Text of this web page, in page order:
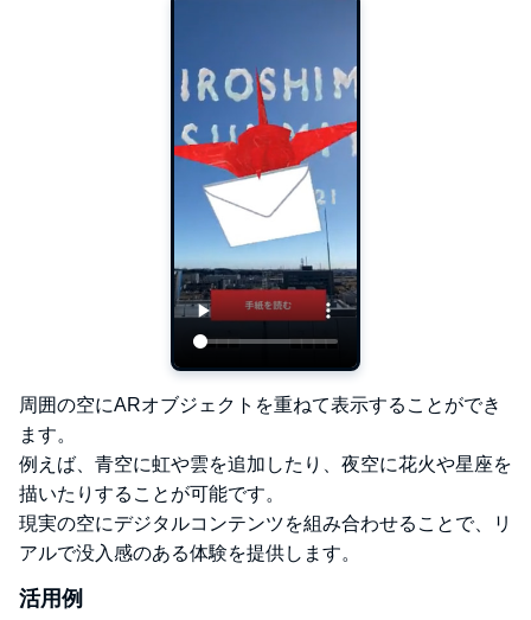
周囲の空にARオブジェクトを重ねて表示することができ
ます。
例えば、青空に虹や雲を追加したり、夜空に花火や星座を
描いたりすることが可能です。
現実の空にデジタルコンテンツを組み合わせることで、リ
アルで没入感のある体験を提供します。
活用例